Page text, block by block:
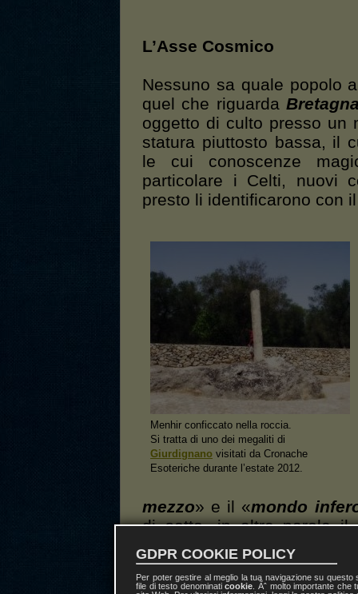
L’Asse Cosmico
Nessuno sa quale popolo
quel che riguarda
oggetto di culto presso un
statura piuttosto bassa, il
le cui conoscenze
particolare i Celti, nuovi
presto li identificarono con
Menhir conficcato nella roccia.
Si tratta di uno dei megaliti di
Giurdignano visitati da Cronache
Esoteriche durante l’estate 2012.
mezzo» e il «mondo
di sotto, in altre parole il
colonne granitiche,
Cosmico», che unisce il
GDPR COOKIE POLICY
Per poter gestire al meglio la tua navigazione su
file di testo denominaticookie . Ãˆ molto importante